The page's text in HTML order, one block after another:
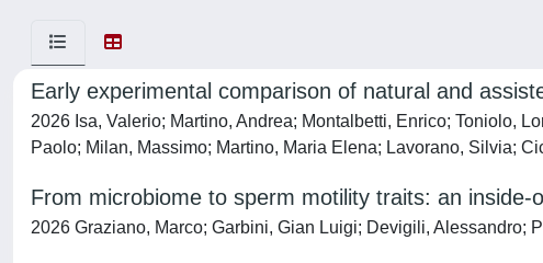
Early experimental comparison of natural and
2026 Isa, Valerio; Martino, Andrea; Montalbetti, Enrico; Toniolo,
Paolo; Milan, Massimo; Martino, Maria Elena; Lavorano, Silvia;
From microbiome to sperm motility traits: an inside-
2026 Graziano, Marco; Garbini, Gian Luigi; Devigili, Alessandro;